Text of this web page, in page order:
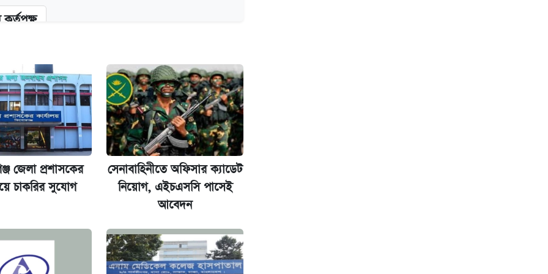
দাম ও ফিচার
গেল
জেলা প্রশাসকের
চাকরির সুযোগ
সেনাবাহিনীতে অফিসার ক্যাডেট
নিয়োগ, এইচএসসি পাসেই
আবেদন